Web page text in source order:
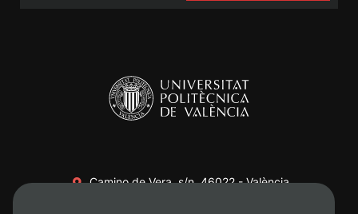
Camino de Vera, s/n. 46022 - València